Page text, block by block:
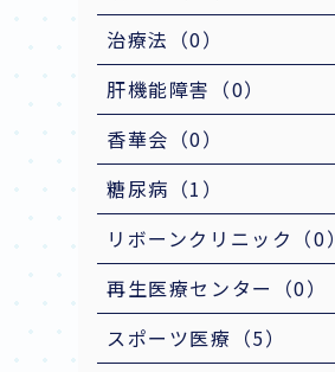
治療法（0）
肝機能障害（0）
香華会（0）
糖尿病（1）
リボーンクリニック（0）
再生医療センター（0）
スポーツ医療（5）